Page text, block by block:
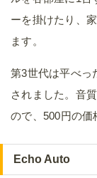
ーを掛けたり、
ます。
第3世代は平べっ
されました。音
ので、500円の価
Echo Auto